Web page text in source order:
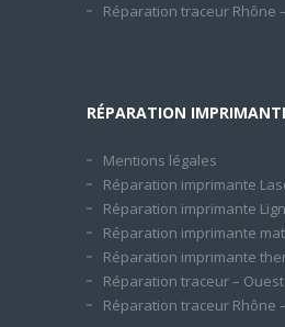
Réparation traceur Rhône
RÉPARATION
Mentions légales
Réparation imprimante
Réparation imprimante
Réparation imprimante
Réparation imprimante
Réparation traceur –
Réparation traceur Rhône